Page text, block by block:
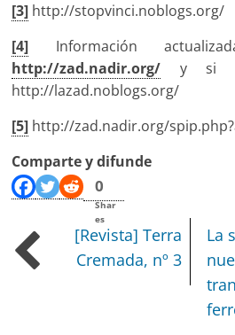
[3] http://stopvinci.noblogs.org/
[4] Información
http://zad.nadir.org/ y si
http://lazad.noblogs.org/
[5] http://zad.nadir.org/
Comparte y difunde
0
Shar
es
[Revista] Terra
Cremada, nº 3
La